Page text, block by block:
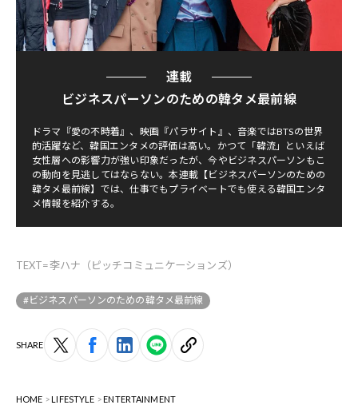
連載
ビジネスパーソンのための韓タメ最前線
ドラマ『愛の不時着』、映画『パラサイト』、音楽ではBTSの世界
的活躍など、韓国エンタメの評価は高い。かつて「韓流」といえば
女性層への影響力が強い印象だったが、今やビジネスパーソンもこ
の動向を見逃してはならない。本連載【ビジネスパーソンのための
韓タメ最前線】では、仕事でもプライベートでも使える韓国エンタ
メ情報を紹介する。
TEXT=李ハナ（ピッチコミュニケーションズ）
#ビジネスパーソンのための韓タメ最前線
SHARE
HOME LIFESTYLE
ENTERTAINMENT